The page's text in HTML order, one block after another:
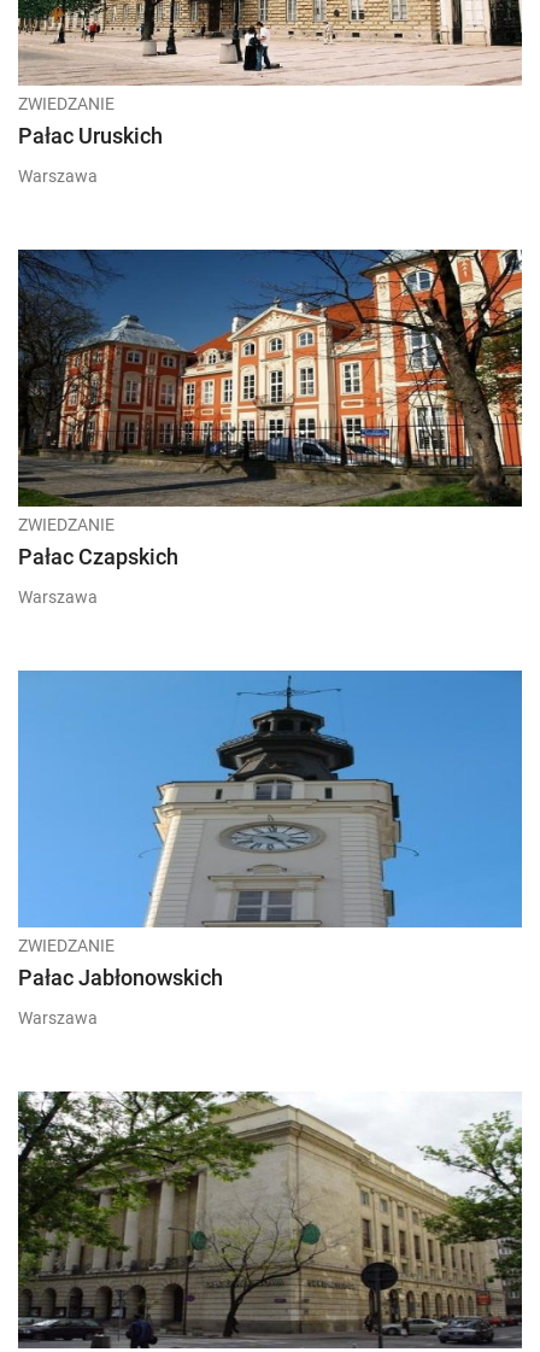
ZWIEDZANIE
Pałac Uruskich
Warszawa
ZWIEDZANIE
Pałac Czapskich
Warszawa
ZWIEDZANIE
Pałac Jabłonowskich
Warszawa